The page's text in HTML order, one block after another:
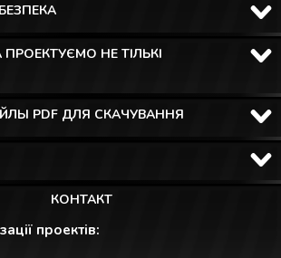
НЕ ТІЛЬКІ
PDF ДЛЯ СКАЧУВАННЯ
КОНТАКТ
проектів: